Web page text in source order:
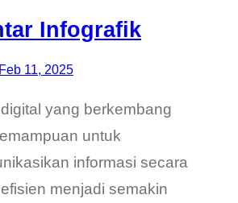
Infografik
Feb 11, 2025
yang berkembang
untuk
informasi secara
menjadi semakin